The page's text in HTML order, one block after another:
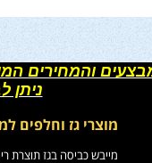
והמחירים
ניתן
מוצרי גז וחלפים
מייבש כביסה בגז תוצרת